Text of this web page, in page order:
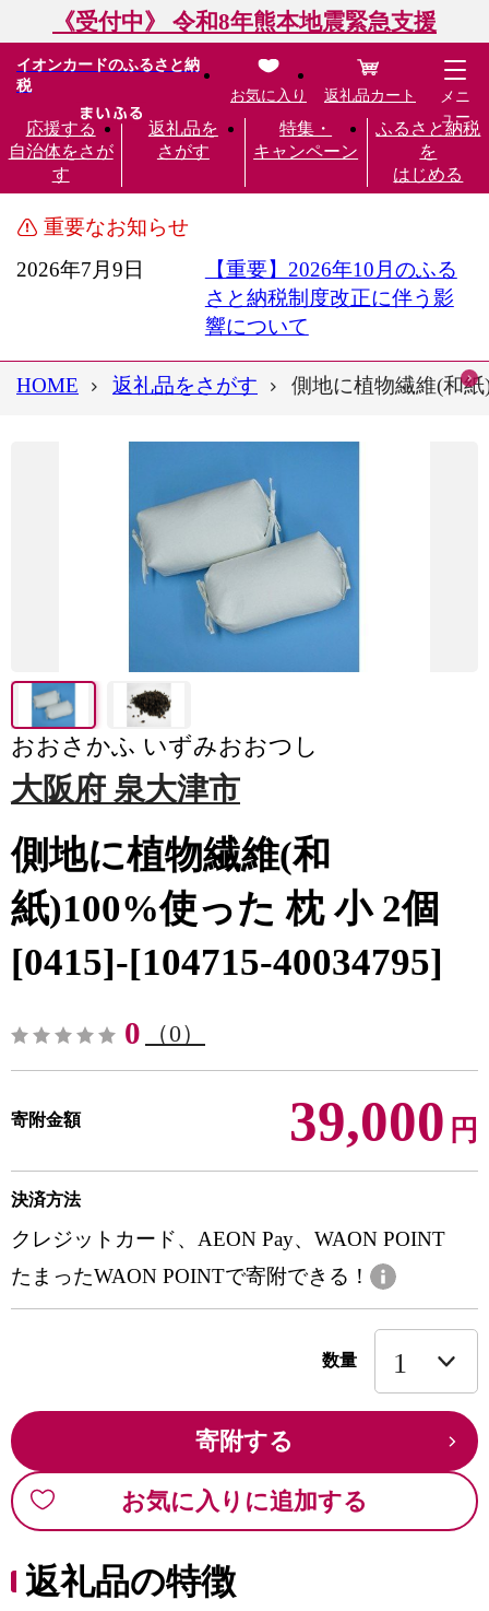
《受付中》 令和8年熊本地震緊急支援
イオンカードのふるさと納
税
応援する
自治体をさが
す
返礼品を
さがす
特集・
キャンペーン
ふるさと納税
を
はじめる
お気に入り 返礼品カート
メニ
ュー
重要なお知らせ
2026年7月9日
【重要】2026年10月のふる
さと納税制度改正に伴う影
響について
HOME 返礼品をさがす 側地に植物繊維(和
おおさかふ いずみおおつし
大阪府 泉大津市
側地に植物繊維(和
紙)100%使った 枕 小 2個
[0415]-[104715-40034795]
0 （0）
寄附金額 39,000 円
決済方法
クレジットカード、AEON Pay、WAON POINT
たまったWAON POINTで寄附できる！
数量
寄附する
お気に入りに追加する
返礼品の特徴